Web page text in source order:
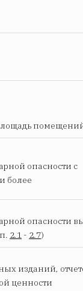
опасности с
более
опасности
2.1 - 2.7)
изданий,
ценности